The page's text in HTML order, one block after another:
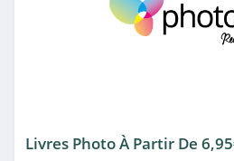
Livres Photo À Partir De